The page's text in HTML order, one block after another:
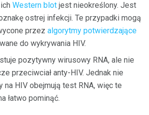
Western blot jest nieokreślony. Jest
ostrej infekcji. Te przypadki mogą
przez algorytmy potwierdzające
do wykrywania HIV.
pozytywny wirusowy RNA, ale nie
przeciwciał anty-HIV. Jednak nie
HIV obejmują test RNA, więc te
łatwo pominąć.